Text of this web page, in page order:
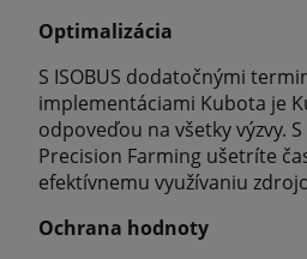
Optimalizácia
S ISOBUS dodatočnými
implementáciami Kubota je
odpoveďou na všetky výzvy.
Precision Farming ušetríte
efektívnemu využívaniu
Ochrana hodnoty